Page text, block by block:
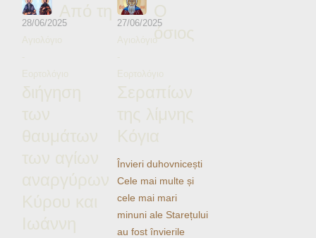
28/06/2025
Αγιολόγιο
-
Εορτολόγιο
Από τη
διήγηση
των
θαυμάτων
των αγίων
αναργύρων
Κύρου και
Ιωάννη
27/06/2025
Αγιολόγιο
-
Εορτολόγιο
Ο
όσιος
Σεραπίων
της λίμνης
Κόγια
Învieri duhovnicești
Cele mai multe și
cele mai mari
minuni ale Starețului
au fost învierile